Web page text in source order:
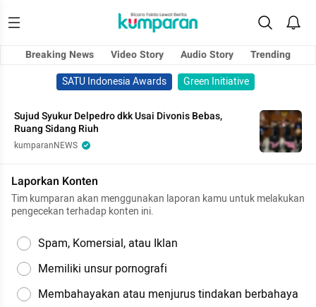
Breaking News Video Story Audio Story
Trending
SATU Indonesia Awards
Green Initiative
Sujud Syukur Delpedro dkk Usai Divonis Bebas,
Ruang Sidang Riuh
kumparanNEWS
Laporkan Konten
Tim kumparan akan menggunakan laporan kamu untuk melakukan
pengecekan terhadap konten ini.
Spam, Komersial, atau Iklan
Memiliki unsur pornografi
Membahayakan atau menjurus tindakan berbahaya